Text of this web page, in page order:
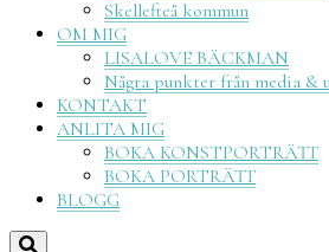
Skellefteå kommun
OM MIG
LISALOVE BÄCKMAN
Några punkter från media &
KONTAKT
ANLITA MIG
BOKA KONSTPORTRÄTT
BOKA PORTRÄTT
BLOGG